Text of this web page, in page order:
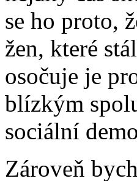
se ho proto,
žen, které
osočuje je
blízkým
sociální
Zároveň